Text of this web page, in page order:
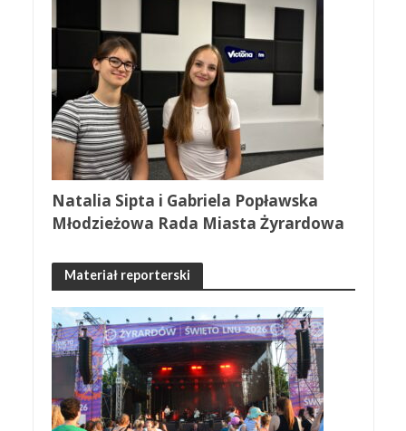
Natalia Sipta i Gabriela Popławska
Młodzieżowa Rada Miasta Żyrardowa
Materiał reporterski